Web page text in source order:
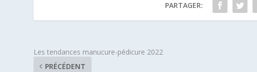
PARTAGER:
Les tendances manucure-pédicure 2022
PRÉCÉDENT